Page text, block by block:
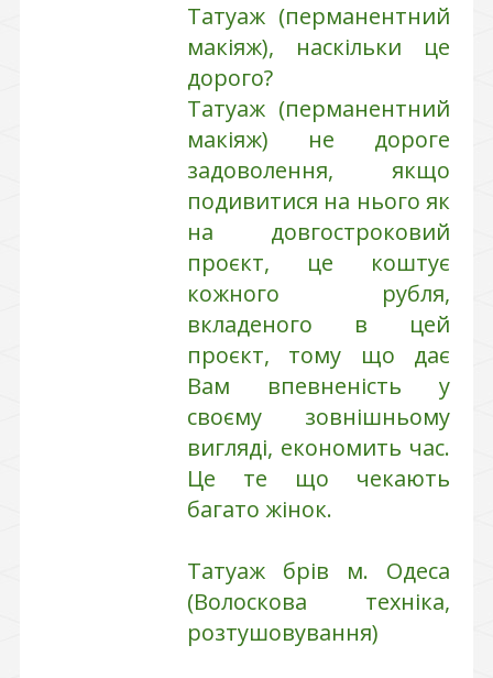
Татуаж (перманентний
макіяж), наскільки це
дорого?
Татуаж (перманентний
макіяж) не дороге
задоволення, якщо
подивитися на нього як
на довгостроковий
проєкт, це коштує
кожного рубля,
вкладеного в цей
проєкт, тому що дає
Вам впевненість у
своєму зовнішньому
вигляді, економить час.
Це те що чекають
багато жінок.
Татуаж брів м. Одеса
(Волоскова техніка,
розтушовування)